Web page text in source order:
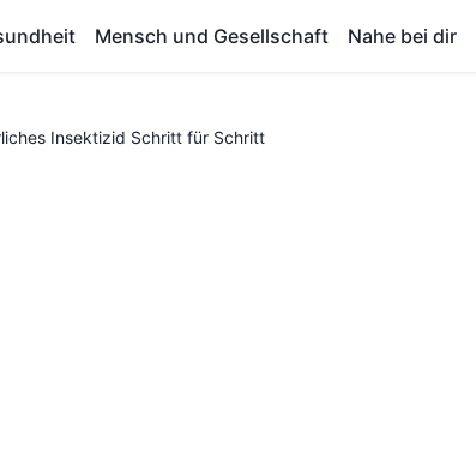
Mensch und Gesellschaft Nahe bei dir
Insektizid Schritt für Schritt